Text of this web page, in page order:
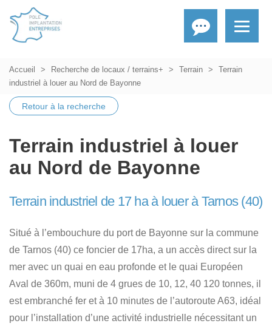
Accueil Recherche de locaux / terrains+ Terrain
Terrain
industriel à louer au Nord de Bayonne
Retour à la recherche
Terrain industriel à louer
au Nord de Bayonne
Terrain industriel de 17 ha à louer à Tarnos (40)
Situé à l’embouchure du port de Bayonne sur la commune
de Tarnos (40) ce foncier de 17ha, a un accès direct sur la
mer avec un quai en eau profonde et le quai Européen
Aval de 360m, muni de 4 grues de 10, 12, 40 120 tonnes, il
est embranché fer et à 10 minutes de l’autoroute A63, idéal
pour l’installation d’une activité industrielle nécessitant un